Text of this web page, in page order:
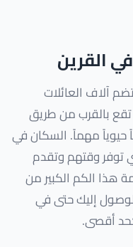
القرين
آلاف العائلات
تقع بالقرب من طريق
حيوياً مهماً. السكان في
توفر وقتهم وتقدم
الكم الكبير من
إليك حتى في